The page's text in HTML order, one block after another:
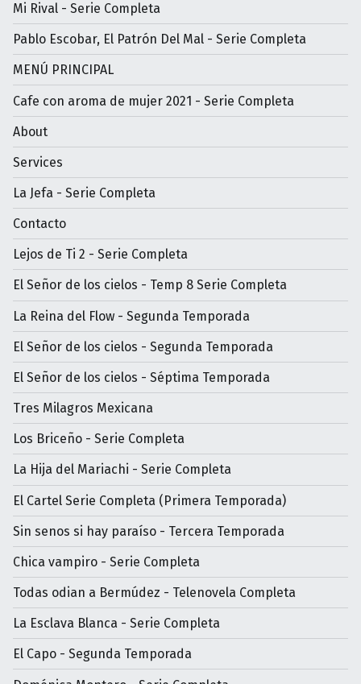
Mi Rival - Serie Completa
Pablo Escobar, El Patrón Del Mal - Serie Completa
MENÚ PRINCIPAL
Cafe con aroma de mujer 2021 - Serie Completa
About
Services
La Jefa - Serie Completa
Contacto
Lejos de Ti 2 - Serie Completa
El Señor de los cielos - Temp 8 Serie Completa
La Reina del Flow - Segunda Temporada
El Señor de los cielos - Segunda Temporada
El Señor de los cielos - Séptima Temporada
Tres Milagros Mexicana
Los Briceño - Serie Completa
La Hija del Mariachi - Serie Completa
El Cartel Serie Completa (Primera Temporada)
Sin senos si hay paraíso - Tercera Temporada
Chica vampiro - Serie Completa
Todas odian a Bermúdez - Telenovela Completa
La Esclava Blanca - Serie Completa
El Capo - Segunda Temporada